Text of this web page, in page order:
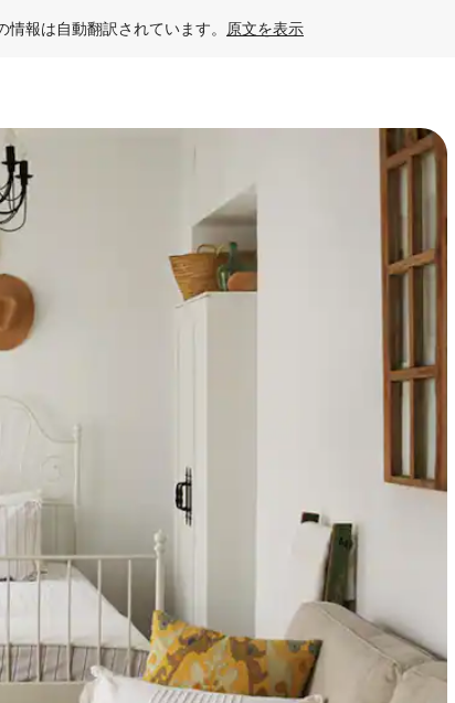
情報は自動翻訳されています。 原文を表示
ッチまたはスワイプして検索結果を確認することができます。